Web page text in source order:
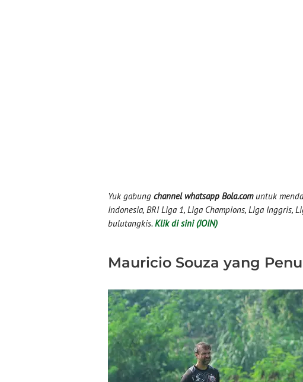
Yuk gabung channel whatsapp Bola.comuntuk
Indonesia, BRI Liga 1, Liga Champions, Liga Inggris,
bulutangkis. Klik di sini (JOIN)
Mauricio Souza yang